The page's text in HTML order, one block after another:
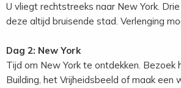
U vliegt rechtstreeks naar New York.
deze altijd bruisende stad. Verlenging
Dag 2: New York
Tijd om New York te ontdekken. Bezoek
Building, het Vrijheidsbeeld of maak een